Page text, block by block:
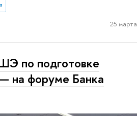
25 марта
по подготовке
на форуме Банка